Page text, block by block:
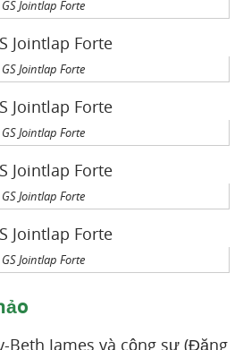
GS Jointlap Forte
GS Jointlap Forte
GS Jointlap Forte
GS Jointlap Forte
GS Jointlap Forte
Beth James và cộng sự (Đăng